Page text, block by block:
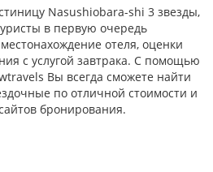
Nasushiobara-shi 3 звезды,
в первую очередь
отеля, оценки
с услугой завтрака. С помощью
Вы всегда сможете найти
по отличной стоимости и
бронирования.